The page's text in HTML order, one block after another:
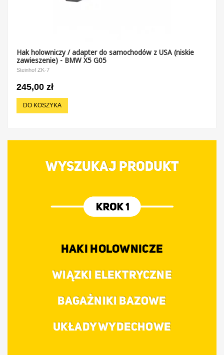
Hak holowniczy / adapter do samochodów z USA (niskie
zawieszenie) - BMW X5 G05
Steinhof ZK-7
245,00 zł
DO KOSZYKA
WYSZUKAJ PRODUKT
HAKI HOLOWNICZE
WIĄZKI ELEKTRYCZNE
BAGAŻNIKI BAZOWE
UKŁADY WYDECHOWE